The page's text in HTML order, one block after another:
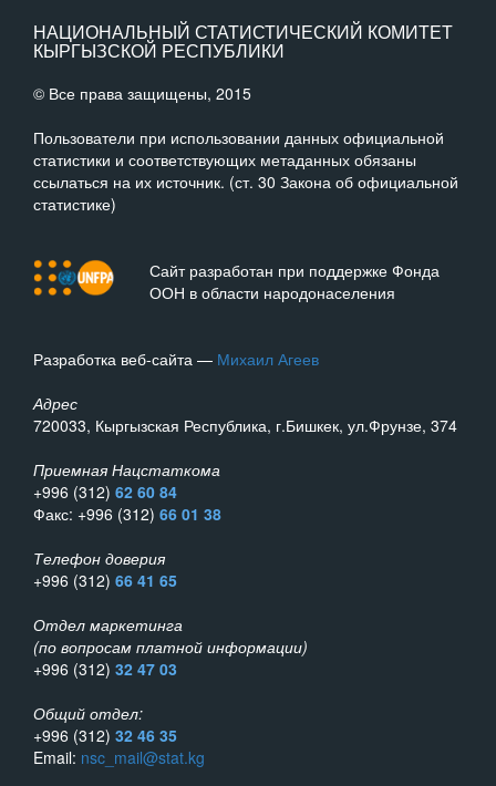
НАЦИОНАЛЬНЫЙ СТАТИСТИЧЕСКИЙ КОМИТЕТ
КЫРГЫЗСКОЙ РЕСПУБЛИКИ
© Все права защищены, 2015
Пользователи при использовании данных официальной
статистики и соответствующих метаданных обязаны
ссылаться на их источник. (ст. 30 Закона об официальной
статистике)
Сайт разработан при поддержке Фонда
ООН в области народонаселения
Разработка веб-сайта — Михаил Агеев
Адрес
720033, Кыргызская Республика, г.Бишкек, ул.Фрунзе, 374
Приемная Нацстаткома
+996 (312) 62 60 84
Факс: +996 (312) 66 01 38
Телефон доверия
+996 (312) 66 41 65
Отдел маркетинга
(по вопросам платной информации)
+996 (312) 32 47 03
Общий отдел:
+996 (312) 32 46 35
Email: nsc_mail@stat.kg